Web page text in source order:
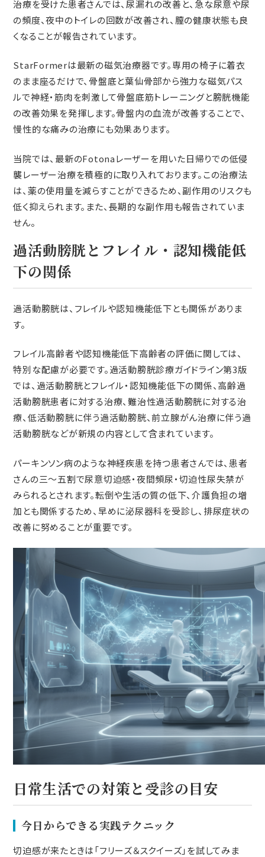
治療を受けた患者さんでは、尿漏れの改善と、急な尿意や尿
の頻度、夜中のトイレの回数が改善され、膣の健康状態も良
くなることが報告されています。
StarFormerは最新の磁気治療器です。専用の椅子に着衣
のまま座るだけで、骨盤底と葉仙骨部から強力な磁気パス
ルで神経・筋肉を刺激して骨盤底筋トレーニングと膀胱機能
の改善効果を発揮します。骨盤内の血流が改善することで、
慢性的な痛みの治療にも効果あります。
当院では、最新のFotonaレーザーを用いた日帰りでの低侵
襲レーザー治療を積極的に取り入れております。この治療法
は、薬の使用量を減らすことができるため、副作用のリスクも
低く抑えられます。また、長期的な副作用も報告されていま
せん。
過活動膀胱とフレイル・認知機能低
下の関係
過活動膀胱は、フレイルや認知機能低下とも関係がありま
す。
フレイル高齢者や認知機能低下高齢者の評価に関しては、
特別な配慮が必要です。過活動膀胱診療ガイドライン第3版
では、過活動膀胱とフレイル・認知機能低下の関係、高齢過
活動膀胱患者に対する治療、難治性過活動膀胱に対する治
療、低活動膀胱に伴う過活動膀胱、前立腺がん治療に伴う過
活動膀胱などが新規の内容として含まれています。
パーキンソン病のような神経疾患を持つ患者さんでは、患者
さんの三～五割で尿意切迫感・夜間頻尿・切迫性尿失禁が
みられるとされます。転倒や生活の質の低下、介護負担の増
加とも関係するため、早めに泌尿器科を受診し、排尿症状の
改善に努めることが重要です。
日常生活での対策と受診の目安
今日からできる実践テクニック
切迫感が来たときは「フリーズ＆スクイーズ」を試してみま